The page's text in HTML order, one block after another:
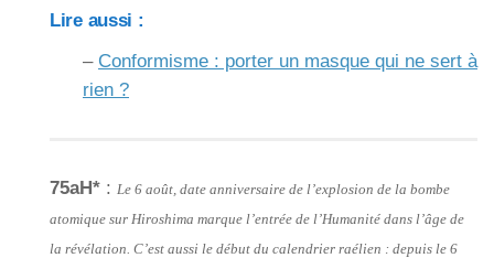
Lire aussi :
– Conformisme : porter un masque qui ne sert à
rien ?
75aH* : Le 6 août, date anniversaire de l’explosion de la bombe
atomique sur Hiroshima marque l’entrée de l’Humanité dans l’âge de
la révélation. C’est aussi le début du calendrier raélien : depuis le 6